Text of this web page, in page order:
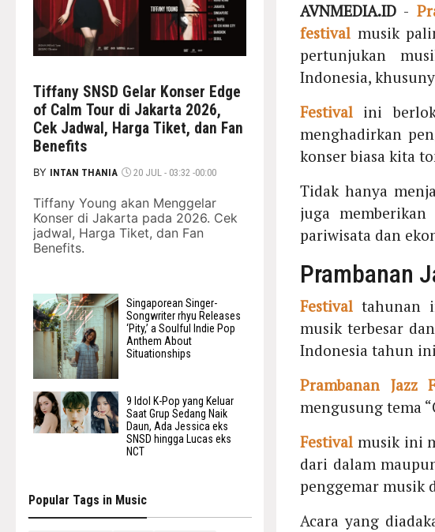
Tiffany SNSD Gelar Konser Edge
of Calm Tour di Jakarta 2026,
Cek Jadwal, Harga Tiket, dan Fan
Benefits
BY INTAN THANIA 20 JUL - 03:32 -00:00
Tiffany Young akan Menggelar
Konser di Jakarta pada 2026. Cek
jadwal, Harga Tiket, dan Fan
Benefits.
Singaporean Singer-
Songwriter rhyu Releases
‘Pity,’ a Soulful Indie Pop
Anthem About
Situationships
9 Idol K-Pop yang Keluar
Saat Grup Sedang Naik
Daun, Ada Jessica eks
SNSD hingga Lucas eks
NCT
Popular Tags in Music
AVNMEDIA.ID -
festival musik
pertunjukan
Indonesia,
Festival ini
menghadirkan
konser biasa kita
Tidak hanya
juga
pariwisata dan
Prambanan
Festival tahunan
musik terbesar
Indonesia tahun
Prambanan Jazz
mengusung tema
Festival musik ini
dari dalam
penggemar musik
Acara yang